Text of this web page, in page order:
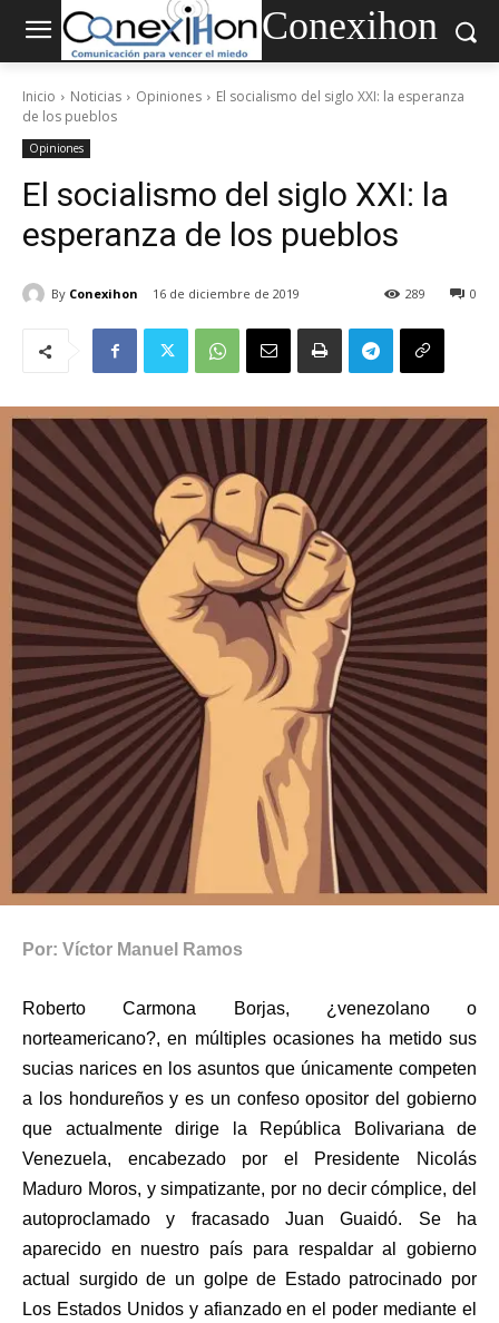
Conexihon
Inicio Noticias Opiniones
El socialismo del siglo XXI: la esperanza
de los pueblos
Opiniones
El socialismo del siglo XXI: la
esperanza de los pueblos
By Conexihon 16 de diciembre de 2019 0
289
Por: Víctor Manuel Ramos
Roberto Carmona Borjas, ¿venezolano o
norteamericano?, en múltiples ocasiones ha metido sus
sucias narices en los asuntos que únicamente competen
a los hondureños y es un confeso opositor del gobierno
que actualmente dirige la República Bolivariana de
Venezuela, encabezado por el Presidente Nicolás
Maduro Moros, y simpatizante, por no decir cómplice, del
autoproclamado y fracasado Juan Guaidó. Se ha
aparecido en nuestro país para respaldar al gobierno
actual surgido de un golpe de Estado patrocinado por
Los Estados Unidos y afianzado en el poder mediante el